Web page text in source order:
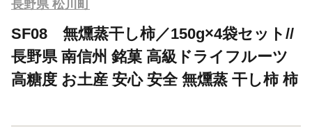
長野県 松川町
SF08 無燻蒸干し柿／150g×4袋セット//
長野県 南信州 銘菓 高級ドライフルーツ
高糖度 お土産 安心 安全 無燻蒸 干し柿 柿